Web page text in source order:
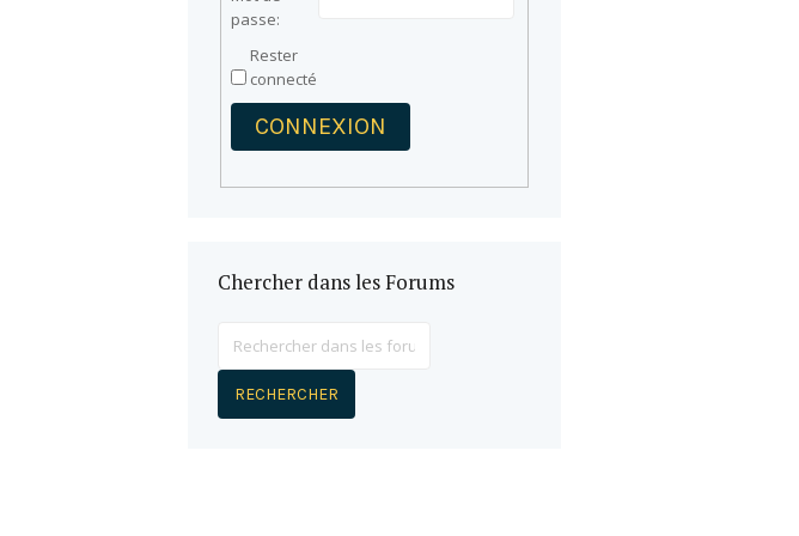
passe:
Rester
connecté
CONNEXION
Chercher dans les Forums